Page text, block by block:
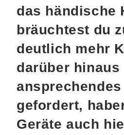
das händische
bräuchtest du
deutlich mehr
darüber
gefordert,
Geräte auch